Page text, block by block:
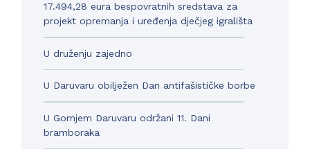
17.494,28 eura bespovratnih sredstava za
projekt opremanja i uređenja dječjeg igrališta
U druženju zajedno
U Daruvaru obilježen Dan antifašističke borbe
U Gornjem Daruvaru održani 11. Dani
bramboraka